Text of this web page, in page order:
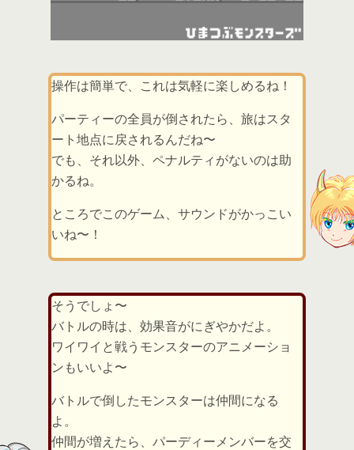
操作は簡単で、これは気軽に楽しめるね！
パーティーの全員が倒されたら、旅はスタ
ート地点に戻されるんだね〜
でも、それ以外、ペナルティがないのは助
かるね。
ところでこのゲーム、サウンドがかっこい
いね〜！
そうでしょ〜
バトルの時は、効果音がにぎやかだよ。
ワイワイと戦うモンスターのアニメーショ
ンもいいよ〜
バトルで倒したモンスターは仲間になる
よ。
仲間が増えたら、パーディーメンバーを交